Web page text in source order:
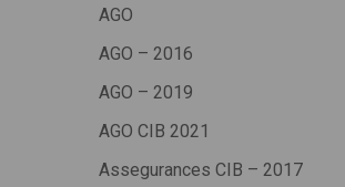
AGO
AGO – 2016
AGO – 2019
AGO CIB 2021
Assegurances CIB – 2017